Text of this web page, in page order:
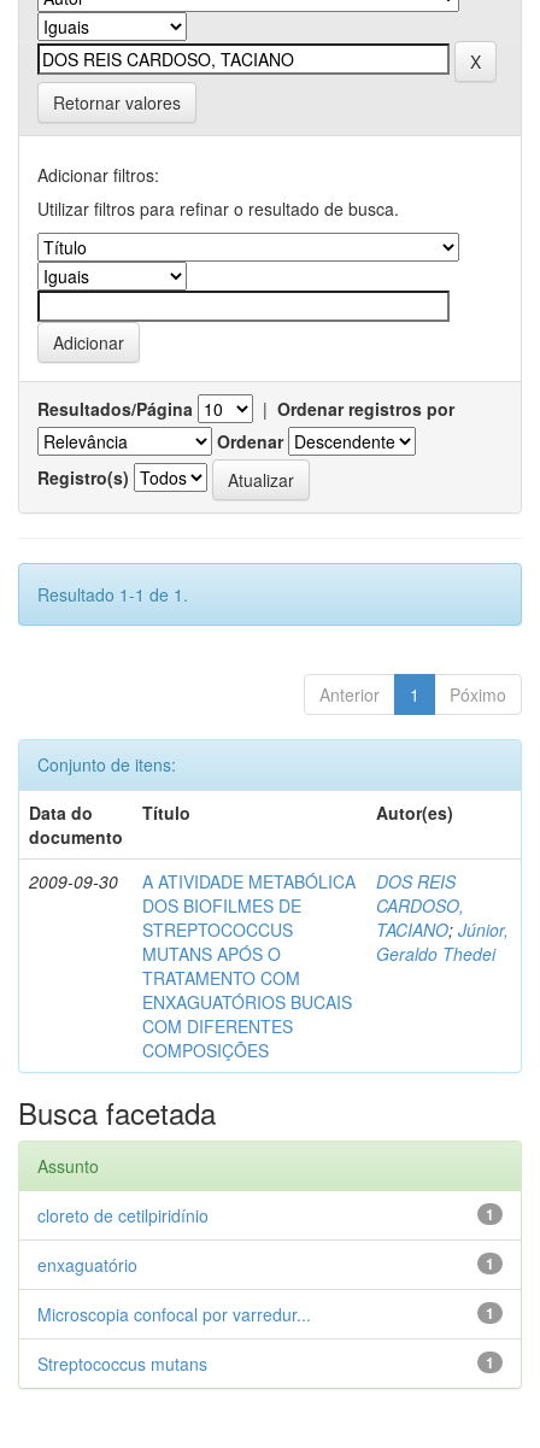
Retornar valores
Adicionar filtros:
Utilizar filtros para refinar o resultado de busca.
Resultados/Página | Ordenar registros por
Ordenar
Registro(s)
Resultado 1-1 de 1.
Anterior 1 Póximo
Conjunto de itens:
Data do
documento
Título Autor(es)
2009-09-30
A ATIVIDADE METABÓLICA
DOS BIOFILMES DE
STREPTOCOCCUS
MUTANS APÓS O
TRATAMENTO COM
ENXAGUATÓRIOS BUCAIS
COM DIFERENTES
COMPOSIÇÕES
DOS REIS
CARDOSO,
TACIANO; Júnior,
Geraldo Thedei
Busca facetada
Assunto
1
cloreto de cetilpiridínio
1
enxaguatório
1
Microscopia confocal por varredur...
1
Streptococcus mutans